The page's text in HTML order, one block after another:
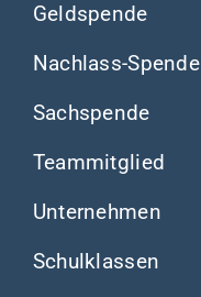
Geldspende
Nachlass-Spende
Sachspende
Teammitglied
Unternehmen
Schulklassen